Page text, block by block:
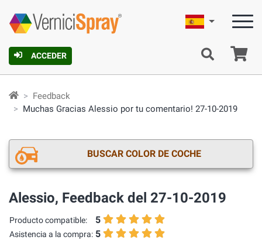
ACCEDER
Español
Feedback
Muchas Gracias Alessio por tu comentario! 27-10-2019
BUSCAR COLOR DE COCHE
Alessio, Feedback del 27-10-2019
Producto compatible:
Asistencia a la compra:
5
5